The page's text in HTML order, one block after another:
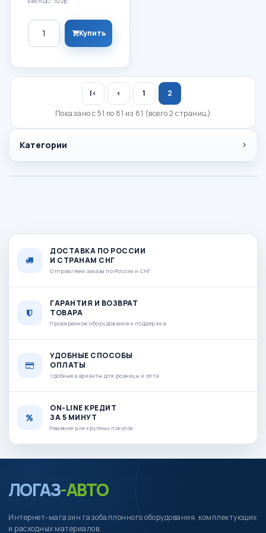
Категории
Количество
Купить
|< < 1
2
Показано с 51 по 81 из 81 (всего 2 страниц)
ДОСТАВКА ПО РОССИИ
И СТРАНАМ СНГ
Отправляем заказы по России и СНГ
ГАРАНТИЯ И ВОЗВРАТ
ТОВАРА
Проверенное оборудование и поддержка
УДОБНЫЕ СПОСОБЫ
ОПЛАТЫ
Удобные варианты для розницы и опта
ON-LINE КРЕДИТ
ЗА 5 МИНУТ
Решение для крупных покупок
ЛОГАЗ-АВТО
Интернет-магазин газобаллонного оборудования, комплектующих
и расходных материалов.